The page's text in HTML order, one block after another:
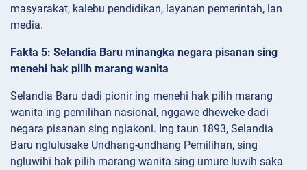
masyarakat, kalebu pendidikan, layanan pemerintah, lan
media.
Fakta 5: Selandia Baru minangka negara pisanan sing
menehi hak pilih marang wanita
Selandia Baru dadi pionir ing menehi hak pilih marang
wanita ing pemilihan nasional, nggawe dheweke dadi
negara pisanan sing nglakoni. Ing taun 1893, Selandia
Baru nglulusake Undhang-undhang Pemilihan, sing
ngluwihi hak pilih marang wanita sing umure luwih saka